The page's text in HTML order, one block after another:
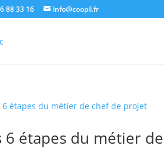
88 33 16 info@coopil.fr
6 étapes du métier